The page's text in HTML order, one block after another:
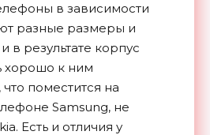
в зависимости
разные размеры и
в результате корпус
хорошо к ним
что поместится на
Samsung, не
Есть и отличия у